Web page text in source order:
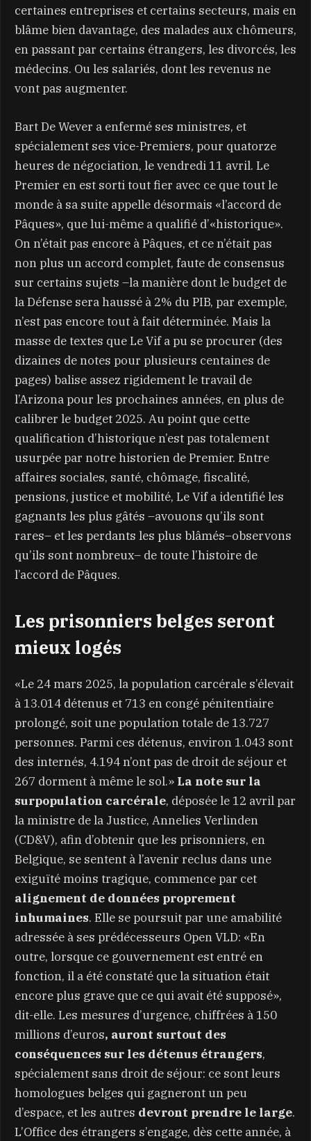
certaines entreprises et certains secteurs, mais en
blâme bien davantage, des malades aux chômeurs,
en passant par certains étrangers, les divorcés, les
médecins. Ou les salariés, dont les revenus ne
vont pas augmenter.
Bart De Wever a enfermé ses ministres, et
spécialement ses vice-Premiers, pour quatorze
heures de négociation, le vendredi 11 avril. Le
Premier en est sorti tout fier avec ce que tout le
monde à sa suite appelle désormais «l’accord de
Pâques», que lui-même a qualifié d’«historique».
On n’était pas encore à Pâques, et ce n’était pas
non plus un accord complet, faute de consensus
sur certains sujets –la manière dont le budget de
la Défense sera haussé à 2% du PIB, par exemple,
n’est pas encore tout à fait déterminée. Mais la
masse de textes que Le Vif a pu se procurer (des
dizaines de notes pour plusieurs centaines de
pages) balise assez rigidement le travail de
l’Arizona pour les prochaines années, en plus de
calibrer le budget 2025. Au point que cette
qualification d’historique n’est pas totalement
usurpée par notre historien de Premier. Entre
affaires sociales, santé, chômage, fiscalité,
pensions, justice et mobilité, Le Vif a identifié les
gagnants les plus gâtés –avouons qu’ils sont
rares– et les perdants les plus blâmés–observons
qu’ils sont nombreux– de toute l’histoire de
l’accord de Pâques.
Les prisonniers belges seront
mieux logés
«Le 24 mars 2025, la population carcérale s’élevait
à 13.014 détenus et 713 en congé pénitentiaire
prolongé, soit une population totale de 13.727
personnes. Parmi ces détenus, environ 1.043 sont
des internés, 4.194 n’ont pas de droit de séjour et
267 dorment à même le sol.» La note sur la
surpopulation carcérale, déposée le 12 avril par
la ministre de la Justice, Annelies Verlinden
(CD&V), afin d’obtenir que les prisonniers, en
Belgique, se sentent à l’avenir reclus dans une
exiguïté moins tragique, commence par cet
alignement de données proprement
inhumaines. Elle se poursuit par une amabilité
adressée à ses prédécesseurs Open VLD: «En
outre, lorsque ce gouvernement est entré en
fonction, il a été constaté que la situation était
encore plus grave que ce qui avait été supposé»,
dit-elle. Les mesures d’urgence, chiffrées à 150
millions d’euros, auront surtout des
conséquences sur les détenus étrangers,
spécialement sans droit de séjour: ce sont leurs
homologues belges qui gagneront un peu
d’espace, et les autres devront prendre le large.
L’Office des étrangers s’engage, dès cette année, à